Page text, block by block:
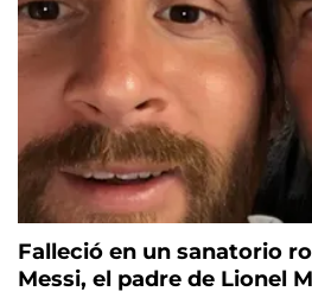
Falleció en un sanatorio
Messi, el padre de Lionel